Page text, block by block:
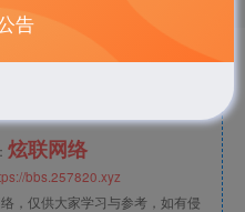
炫联网络
bbs.257820.xyz
，仅供大家学习与参考，如有侵
告